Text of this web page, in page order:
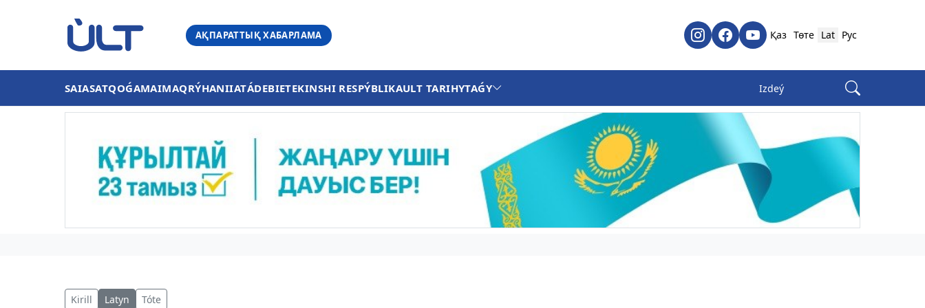
АҚПАРАТТЫҚ ХАБАРЛАМА Қаз Төте Lat Рус
SAIASATQOǴAMAIMAQRÝHANIIATÁDEBIETEKINSHI RESPÝBLIKAULT TARIHYTAǴY
Kirill Latyn Tóte